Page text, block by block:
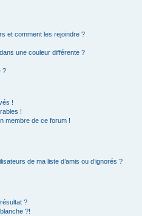
et comment les rejoindre ?
une couleur différente ?
?
!
!
membre de ce forum !
de ma liste d’amis ou d’ignorés ?
?
?!